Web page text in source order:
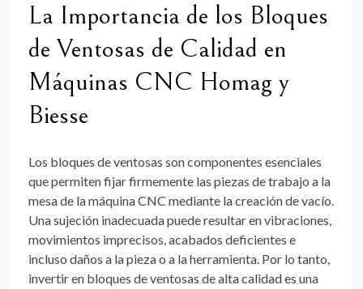
La Importancia de los Bloques
de Ventosas de Calidad en
Máquinas CNC Homag y
Biesse
Los bloques de ventosas son componentes esenciales
que permiten fijar firmemente las piezas de trabajo a la
mesa de la máquina CNC mediante la creación de vacío.
Una sujeción inadecuada puede resultar en vibraciones,
movimientos imprecisos, acabados deficientes e
incluso daños a la pieza o a la herramienta. Por lo tanto,
invertir en bloques de ventosas de alta calidad es una